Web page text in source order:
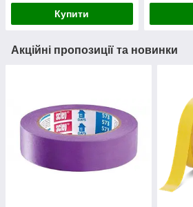
Купити
Акційні пропозиції та новинки